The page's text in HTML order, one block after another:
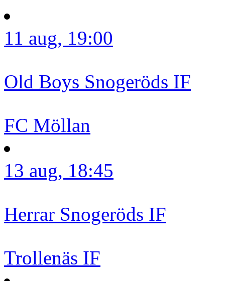
11 aug, 19:00
Old Boys Snogeröds IF
FC Möllan
13 aug, 18:45
Herrar Snogeröds IF
Trollenäs IF